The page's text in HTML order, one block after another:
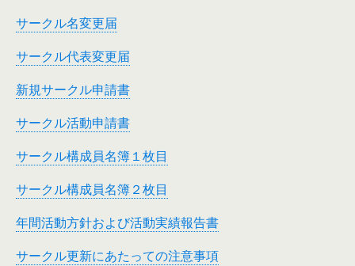
サークル名変更届
サークル代表変更届
新規サークル申請書
サークル活動申請書
サークル構成員名簿１枚目
サークル構成員名簿２枚目
年間活動方針および活動実績報告書
サークル更新にあたっての注意事項